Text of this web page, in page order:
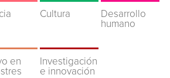
Cultura
Desarrollo
humano
en
Investigación
e innovación